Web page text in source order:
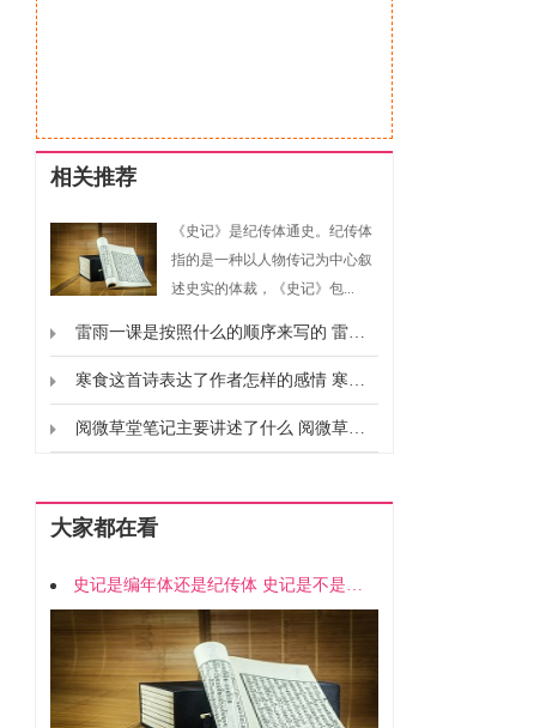
相关推荐
《史记》是纪传体通史。纪传体
指的是一种以人物传记为中心叙
述史实的体裁，《史记》包...
雷雨一课是按照什么的顺序来写的 雷雨这篇课文作者按什么的顺序描写的
寒食这首诗表达了作者怎样的感情 寒食这首诗的思想感情是什么
阅微草堂笔记主要讲述了什么 阅微草堂笔记主要内容
大家都在看
史记是编年体还是纪传体 史记是不是编年体还是纪传体